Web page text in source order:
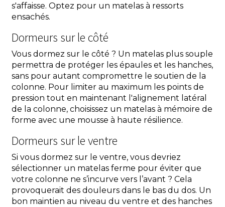
s'affaisse. Optez pour un matelas à ressorts
ensachés.
Dormeurs sur le côté
Vous dormez sur le côté ? Un matelas plus souple
permettra de protéger les épaules et les hanches,
sans pour autant compromettre le soutien de la
colonne. Pour limiter au maximum les points de
pression tout en maintenant l'alignement latéral
de la colonne, choisissez un matelas à mémoire de
forme avec une mousse à haute résilience.
Dormeurs sur le ventre
Si vous dormez sur le ventre, vous devriez
sélectionner un matelas ferme pour éviter que
votre colonne ne s’incurve vers l’avant ? Cela
provoquerait des douleurs dans le bas du dos. Un
bon maintien au niveau du ventre et des hanches